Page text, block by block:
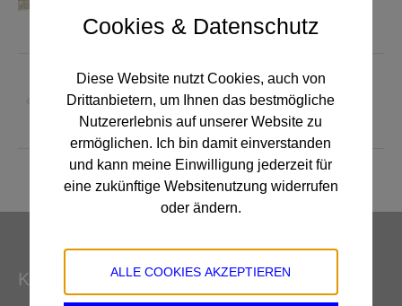
Navigation
ZURÜCK
Vorheriges
Album:
Betonsteine
Kontakt Zentrale (Rechnungsadresse)
Cookies & Datenschutz
Diese Website nutzt Cookies, auch von
Drittanbietern, um Ihnen das bestmögliche
Nutzererlebnis auf unserer Website zu
ermöglichen. Ich bin damit einverstanden
und kann meine Einwilligung jederzeit für
eine zukünftige Websitenutzung widerrufen
oder ändern.
ALLE COOKIES AKZEPTIEREN